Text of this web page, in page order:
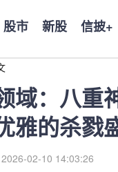
股市 新股 信披+
域：八重
雅的杀戮
2026-02-10 14:03:26